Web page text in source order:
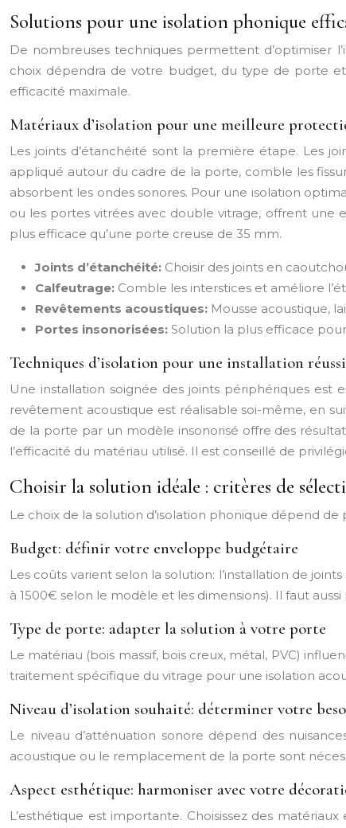
Solutions pour une isolation phonique
De nombreuses techniques permettent d’optimiser
choix dépendra de votre budget, du type de porte et
efficacité maximale.
Matériaux d’isolation pour une meilleure
Les joints d’étanchéité sont la première étape. Les
appliqué autour du cadre de la porte, comble les
absorbent les ondes sonores. Pour une isolation
ou les portes vitrées avec double vitrage, offrent une
plus efficace qu’une porte creuse de 35 mm.
Joints d’étanchéité: Choisir des joints en
Calfeutrage: Comble les interstices et améliore
Revêtements acoustiques: Mousse acoustique,
Portes insonorisées: Solution la plus efficace
Techniques d’isolation pour une installation
Une installation soignée des joints périphériques est
revêtement acoustique est réalisable soi-même, en
de la porte par un modèle insonorisé offre des
l’efficacité du matériau utilisé. Il est conseillé de
Choisir la solution idéale : critères de
Le choix de la solution d’isolation phonique dépend de
Budget: définir votre enveloppe budgétaire
Les coûts varient selon la solution: l’installation de
à 1500€ selon le modèle et les dimensions). Il faut
Type de porte: adapter la solution à votre porte
Le matériau (bois massif, bois creux, métal, PVC)
traitement spécifique du vitrage pour une isolation
Niveau d’isolation souhaité: déterminer votre
Le niveau d’atténuation sonore dépend des
acoustique ou le remplacement de la porte sont
Aspect esthétique: harmoniser avec votre
L’esthétique est importante. Choisissez des